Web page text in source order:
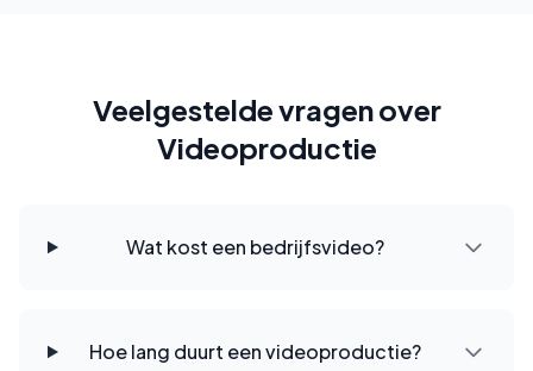
Veelgestelde vragen over
Videoproductie
Wat kost een bedrijfsvideo?
Hoe lang duurt een videoproductie?